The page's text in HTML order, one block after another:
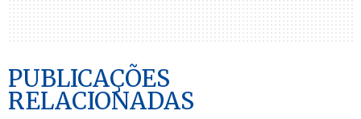
PUBLICAÇÕES
RELACIONADAS